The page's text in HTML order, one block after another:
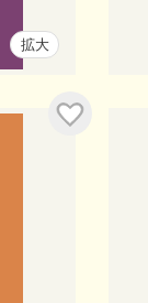
拡大